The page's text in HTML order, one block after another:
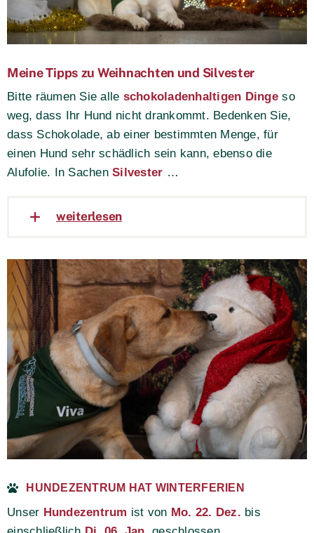
Meine Tipps zu Weihnachten und Silvester
Bitte räumen Sie alle schokoladenhaltigen Dinge so
weg, dass Ihr Hund nicht drankommt. Bedenken Sie,
dass Schokolade, ab einer bestimmten Menge, für
einen Hund sehr schädlich sein kann, ebenso die
Alufolie. In SachenSilvester …
weiterlesen
HUNDEZENTRUM HAT WINTERFERIEN
Unser Hundezentrum ist von Mo. 22. Dez. bis